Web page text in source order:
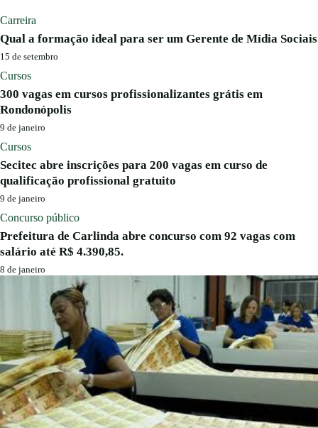
Carreira
Qual a formação ideal para ser um Gerente de Mídia Sociais
15 de setembro
Cursos
300 vagas em cursos profissionalizantes grátis em
Rondonópolis
9 de janeiro
Cursos
Secitec abre inscrições para 200 vagas em curso de
qualificação profissional gratuito
9 de janeiro
Concurso público
Prefeitura de Carlinda abre concurso com 92 vagas com
salário até R$ 4.390,85.
8 de janeiro